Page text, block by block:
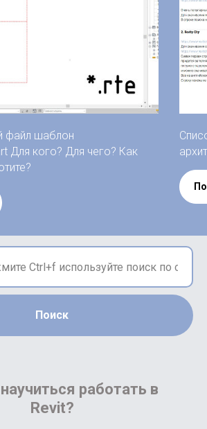
файл шаблон
Для кого? Для чего? Как
Поиск
работать в
Revit?